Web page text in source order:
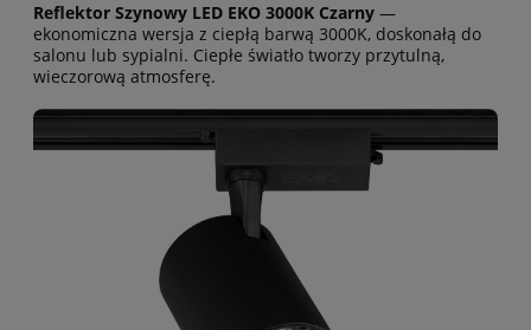
Reflektor Szynowy LED EKO 3000K Czarny —
ekonomiczna wersja z ciepłą barwą 3000K, doskonałą do
salonu lub sypialni. Ciepłe światło tworzy przytulną,
wieczorową atmosferę.